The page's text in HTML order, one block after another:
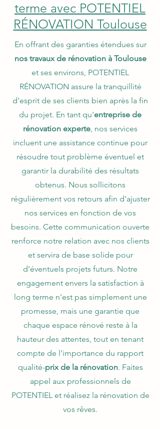
terme avec POTENTIEL
RÉNOVATION Toulouse
En offrant des garanties étendues sur
nos travaux de rénovation à Toulouse
et ses environs, POTENTIEL
RÉNOVATION assure la tranquillité
d'esprit de ses clients bien après la fin
du projet. En tant qu'entreprise de
rénovation experte, nos services
incluent une assistance continue pour
résoudre tout problème éventuel et
garantir la durabilité des résultats
obtenus. Nous sollicitons
régulièrement vos retours afin d'ajuster
nos services en fonction de vos
besoins. Cette communication ouverte
renforce notre relation avec nos clients
et servira de base solide pour
d'éventuels projets futurs. Notre
engagement envers la satisfaction à
long terme n'est pas simplement une
promesse, mais une garantie que
chaque espace rénové reste à la
hauteur des attentes, tout en tenant
compte de l'importance du rapport
qualité-prix de la rénovation. Faites
appel aux professionnels de
POTENTIEL et réalisez la rénovation de
vos rêves.